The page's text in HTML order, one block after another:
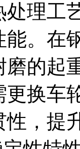
处理工
能。在
磨的起
更换车
性，提